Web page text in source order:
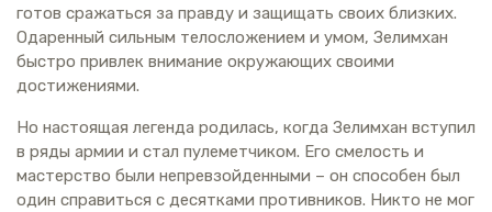
готов сражаться за правду и защищать своих близких.
Одаренный сильным телосложением и умом, Зелимхан
быстро привлек внимание окружающих своими
достижениями.
Но настоящая легенда родилась, когда Зелимхан вступил
в ряды армии и стал пулеметчиком. Его смелость и
мастерство были непревзойденными – он способен был
один справиться с десятками противников. Никто не мог